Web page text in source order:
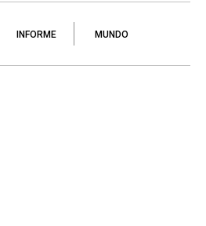
INFORME MUNDO